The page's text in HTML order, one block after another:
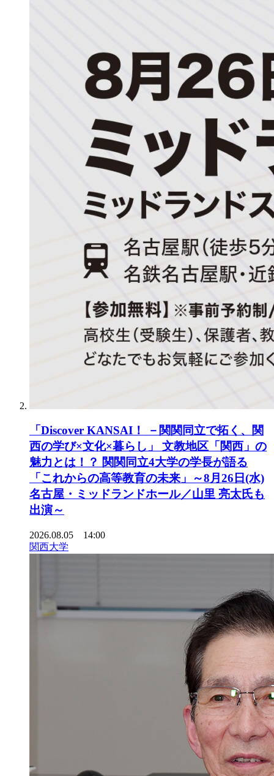
「Discover KANSAI！ －関関同立で拓く、関
西の学び×文化×暮らし」 文教地区「関西」の
魅力とは！？ 関関同立4大学の学長が語る
「これからの高等教育の未来」～8月26日(水)
名古屋・ミッドランドホール／山里 亮太氏も
出演～
2026.08.05 14:00
関西大学